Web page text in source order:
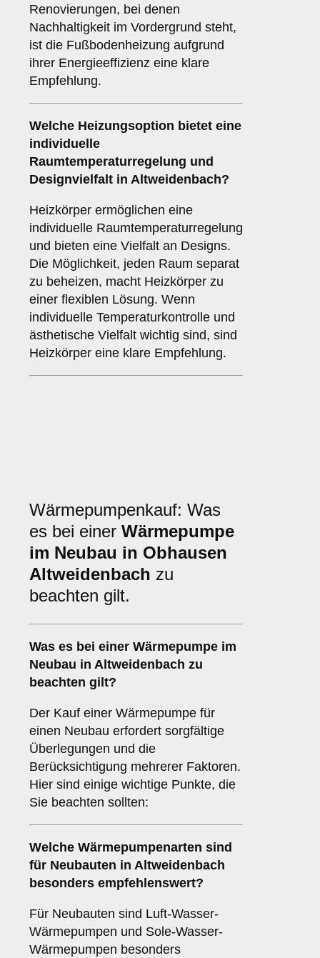
Renovierungen, bei denen
Nachhaltigkeit im Vordergrund steht,
ist die Fußbodenheizung aufgrund
ihrer Energieeffizienz eine klare
Empfehlung.
Welche Heizungsoption bietet eine
individuelle
Raumtemperaturregelung und
Designvielfalt in Altweidenbach?
Heizkörper ermöglichen eine
individuelle Raumtemperaturregelung
und bieten eine Vielfalt an Designs.
Die Möglichkeit, jeden Raum separat
zu beheizen, macht Heizkörper zu
einer flexiblen Lösung. Wenn
individuelle Temperaturkontrolle und
ästhetische Vielfalt wichtig sind, sind
Heizkörper eine klare Empfehlung.
Wärmepumpenkauf: Was
es bei einer Wärmepumpe
im Neubau in Obhausen
Altweidenbach zu
beachten gilt.
Was es bei einer Wärmepumpe im
Neubau in Altweidenbach zu
beachten gilt?
Der Kauf einer Wärmepumpe für
einen Neubau erfordert sorgfältige
Überlegungen und die
Berücksichtigung mehrerer Faktoren.
Hier sind einige wichtige Punkte, die
Sie beachten sollten:
Welche Wärmepumpenarten sind
für Neubauten in Altweidenbach
besonders empfehlenswert?
Für Neubauten sind Luft-Wasser-
Wärmepumpen und Sole-Wasser-
Wärmepumpen besonders